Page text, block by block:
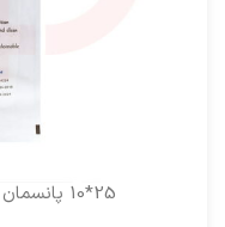
25*10 پانسمان آماده ضد آب برند TGMED